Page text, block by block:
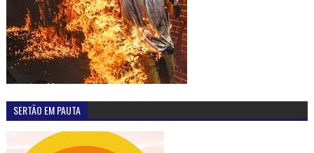
SERTÃO EM PAUTA